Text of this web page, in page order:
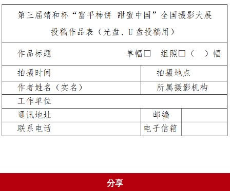
分享